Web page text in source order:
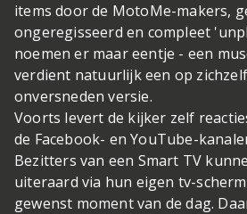
items door de MotoMe-makers,
ongeregisseerd en compleet
noemen er maar eentje - een
verdient natuurlijk een op
onversneden versie.
Voorts levert de kijker zelf
de Facebook- en YouTube-
Bezitters van een Smart TV
uiteraard via hun eigen tv-
gewenst moment van de dag.